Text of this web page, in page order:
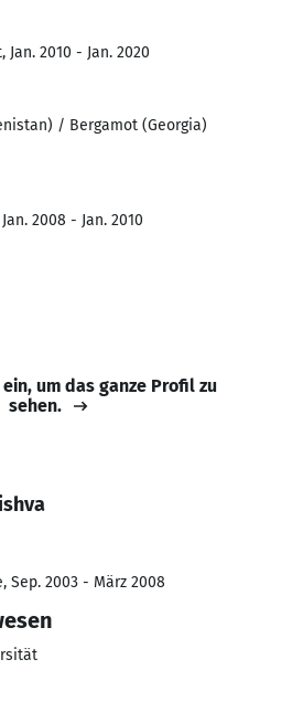
Jan. 2010 - Jan. 2020
/ Bergamot (Georgia)
2008 - Jan. 2010
um das ganze Profil zu
sehen.
Sep. 2003 - März 2008